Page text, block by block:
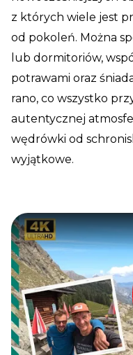
z których wiele jest
od pokoleń. Można
lub dormitoriów,
potrawami oraz
rano, co wszystko
autentycznej
wędrówki od
wyjątkowe.